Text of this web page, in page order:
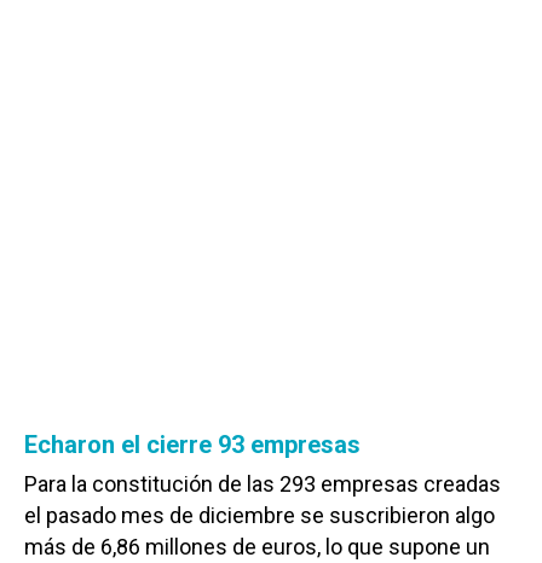
Echaron el cierre 93 empresas
Para la constitución de las 293 empresas creadas
el pasado mes de diciembre se suscribieron algo
más de 6,86 millones de euros, lo que supone un